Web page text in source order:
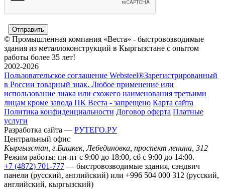
© Промышленная компания «Веста» - быстровозводимые
здания из металлоконструкций в Кыргызстане с опытом
работы более 35 лет!
2002-2026
Пользовательское соглашение Websteel®Зарегистрированный
в России товарный знак. Любое применение или
использование знака или схожего наименования третьими
лицам кроме завода ПК Веста - запрещено Карта сайта
Политика конфиденциальности Договор оферта Платные
услуги
Разработка сайта — РУТЕГО.РУ
Центральный офис
Кыргызстан, г.Бишкек, Лебединовка, проспект ленина, 312
Режим работы: пн-пт с 9:00 до 18:00, сб с 9:00 до 14:00.
+7 (4872) 701-777 — быстровозводимые здания, сэндвич
панели (русский, английский) или +996 504 000 312 (русский,
английский, кыргызский)